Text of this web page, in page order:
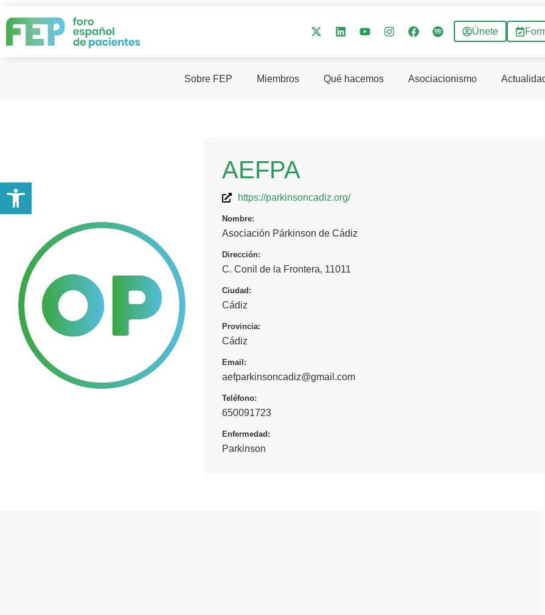
Únete
Sobre FEP Miembros Qué hacemos Asociacionismo
AEFPA
https://parkinsoncadiz.org/
Nombre:
Asociación Párkinson de Cádiz
Dirección:
C. Conil de la Frontera, 11011
Ciudad:
Cádiz
Provincia:
Cádiz
Email:
aefparkinsoncadiz@gmail.com
Teléfono:
650091723
Enfermedad:
Parkinson
Abrir barra de herramientas